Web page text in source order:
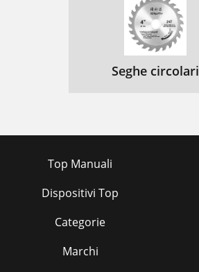
Seghe circolari
Top Manuali
Dispositivi Top
Categorie
Marchi